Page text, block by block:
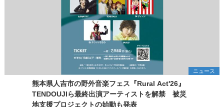
ニュース
熊本県人吉市の野外音楽フェス『Rural Act'26』
TENDOUJIら最終出演アーティストを解禁 被災
地支援プロジェクトの始動も発表